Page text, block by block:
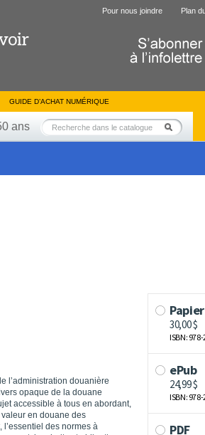
Pour nous joindre Plan
GUIDE D’ACHAT NUMÉRIQUE
ans
l’adminis­tration douanière
opaque de la douane
accessible à tous en abordant,
en douane des
des normes à